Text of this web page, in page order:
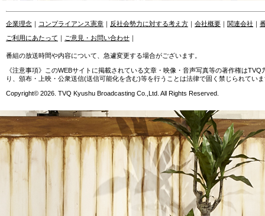
企業理念 ｜ コンプライアンス憲章 ｜ 反社会勢力に対する考え方 ｜ 会社概要 ｜ 関連会社 ｜
ご利用にあたって ｜ ご意見・お問い合わせ ｜
番組の放送時間や内容について、急遽変更する場合がございます。
《注意事項》このWEBサイトに掲載されている文章・映像・音声写真等の著作権は
り、頒布・上映・公衆送信(送信可能化を含む)等を行うことは法律で固く禁じられてい
Copyright© 2026. TVQ Kyushu Broadcasting Co.,Ltd. All Rights Reserved.